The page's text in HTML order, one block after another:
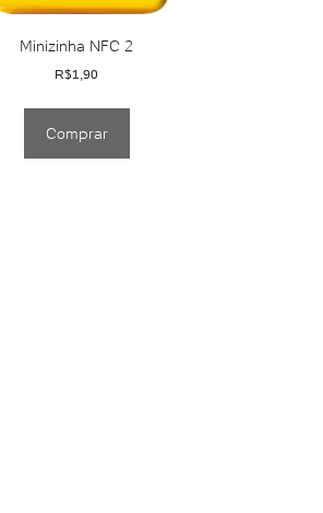
Minizinha NFC 2
R$1,90
Comprar